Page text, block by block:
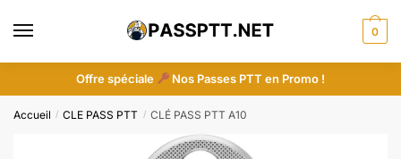
0
Offre spéciale Nos Passes PTT en Promo !
Accueil / CLE PASS PTT / CLÉ PASS PTT A10